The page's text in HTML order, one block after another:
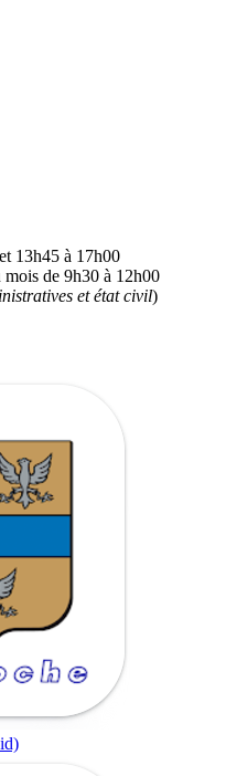
13h45 à 17h00
mois de 9h30 à 12h00
et état civil)